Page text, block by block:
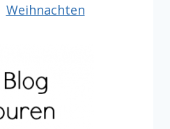
Weihnachten